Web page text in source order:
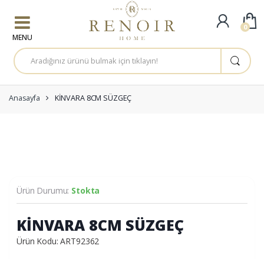
A
r
a
a
:
Anasayfa KİNVARA 8CM SÜZGEÇ
Ürün Durumu: Stokta
KİNVARA 8CM SÜZGEÇ
Ürün Kodu: ART92362
0